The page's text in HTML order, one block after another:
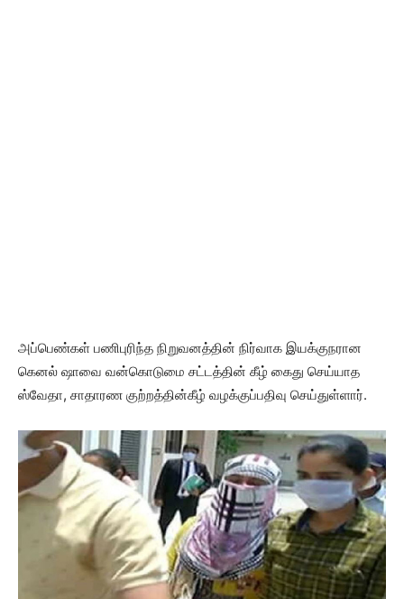
அப்பெண்கள் பணிபுரிந்த நிறுவனத்தின் நிர்வாக இயக்குநரான
கெனல் ஷாவை வன்கொடுமை சட்டத்தின் கீழ் கைது செய்யாத
ஸ்வேதா, சாதாரண குற்றத்தின்கீழ் வழக்குப்பதிவு செய்துள்ளார்.